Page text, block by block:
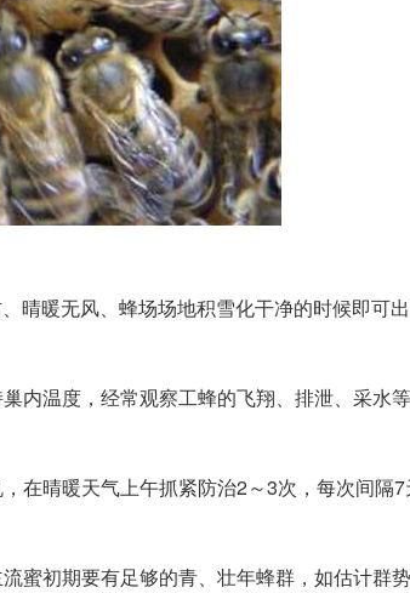
晴暖无风、蜂场场地积雪化干净的时候即可
内温度，经常观察工蜂的飞翔、排泄、采水
在晴暖天气上午抓紧防治2～3次，每次间隔
蜜初期要有足够的青、壮年蜂群，如估计群